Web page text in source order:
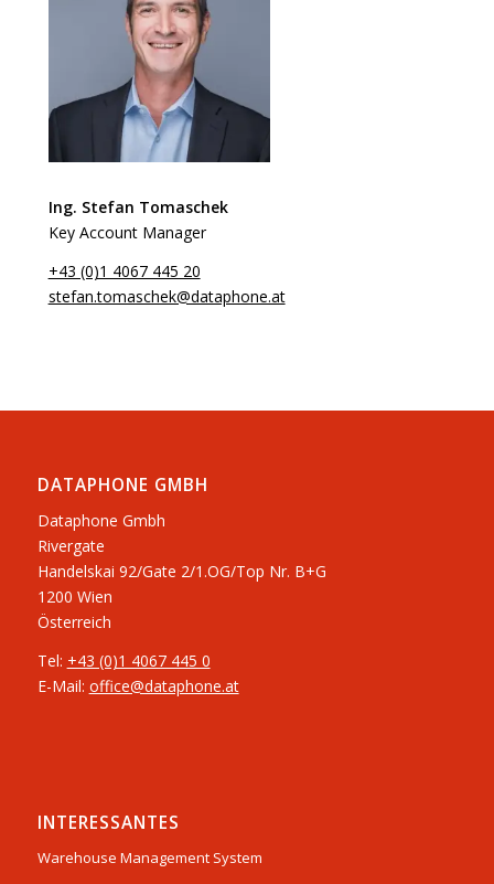
Ing. Stefan Tomaschek
Key Account Manager
+43 (0)1 4067 445 20
stefan.tomaschek@dataphone.at
DATAPHONE GMBH
Dataphone Gmbh
Rivergate
​Handelskai 92/Gate 2/1.OG/Top Nr. B+G
1200 Wien
Österreich
Tel: +43 (0)1 4067 445 0
E-Mail: office@dataphone.at
INTERESSANTES
Warehouse Management System